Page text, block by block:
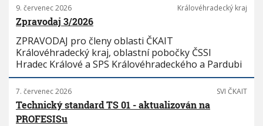
9. červenec 2026 Královéhradecký kraj
Zpravodaj 3/2026
ZPRAVODAJ pro členy oblasti ČKAIT
Královéhradecký kraj, oblastní pobočky ČSSI
Hradec Králové a SPS Královéhradeckého a Pardubi
7. červenec 2026 SVI ČKAIT
Technický standard TS 01 - aktualizován na
PROFESISu